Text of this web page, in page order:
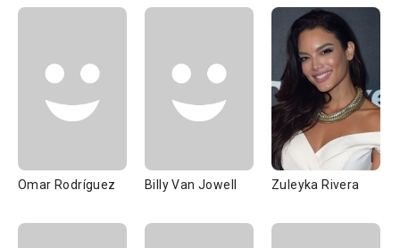
Omar Rodríguez Billy Van Jowell Zuleyka Rivera